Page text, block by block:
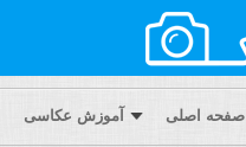
صفحه اصلی آموزش عکاسی